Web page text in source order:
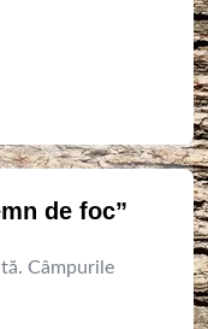
de foc”
Câmpurile